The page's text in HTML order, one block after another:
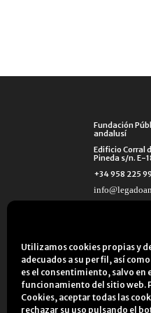
Utilizamos cookies propias y
adecuados a su perfil, así
es el consentimiento, salvo en
funcionamiento del sitio web.
Cookies, aceptar todas las
rechazar su uso pulsando el
Fundación
andalusí
Edificio Corral
Pineda s/n. E-
+34 958 225
Aviso